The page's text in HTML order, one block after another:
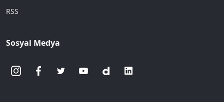
RSS
Sosyal Medya